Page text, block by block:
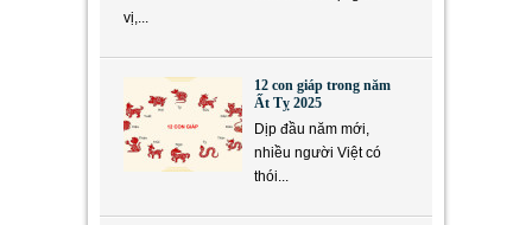
vị,...
12 con giáp trong năm
Ất Tỵ 2025
Dịp đầu năm mới,
nhiều người Việt có
thói...